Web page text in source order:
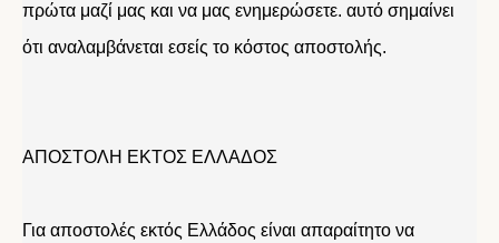
πρώτα μαζί μας και να μας ενημερώσετε. αυτό σημαίνει
ότι αναλαμβάνεται εσείς το κόστος αποστολής.
ΑΠΟΣΤΟΛΗ ΕΚΤΟΣ ΕΛΛΑΔΟΣ
Για αποστολές εκτός Ελλάδος είναι απαραίτητο να